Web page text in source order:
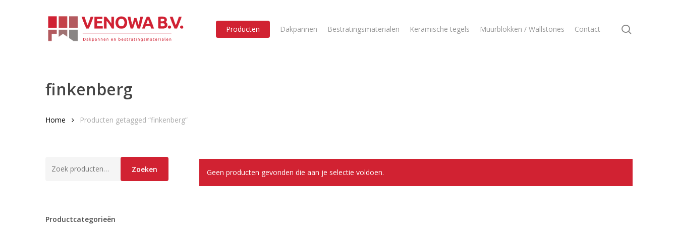
Producten Dakpannen Bestratingsmaterialen Keramische tegels Muurblokken / Wallstones Contact
finkenberg
Home Producten getagged “finkenberg”
Zoeken
Productcategorieën
Geen producten gevonden die aan je selectie voldoen.